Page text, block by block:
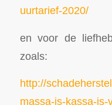
uurtarief-2020/
en voor de
zoals:
http://
massa-is-kassa-is-